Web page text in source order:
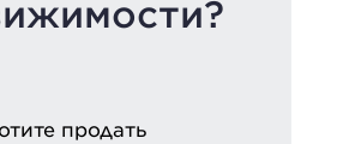
продать